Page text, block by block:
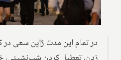
در تمام این مدت ژاپن سعی